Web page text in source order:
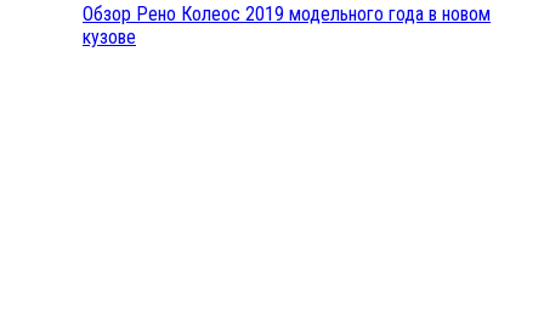
Обзор Рено Колеос 2019 модельного года в новом
кузове